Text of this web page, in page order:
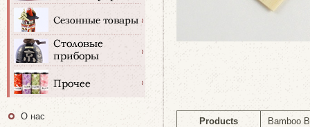
Products Bamboo
О нас